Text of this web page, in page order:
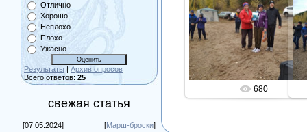
Отлично
Хорошо
Неплохо
Плохо
Ужасно
Результаты | Архив опросов
Всего ответов: 25
свежая статья
[07.05.2024] [Марш-броски]
01.10.2019
Admin
680